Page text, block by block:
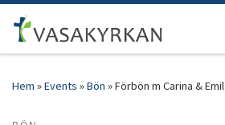
Hoppa till innehåll
Hem »Events »Bön »Förbön m Carina & Emil